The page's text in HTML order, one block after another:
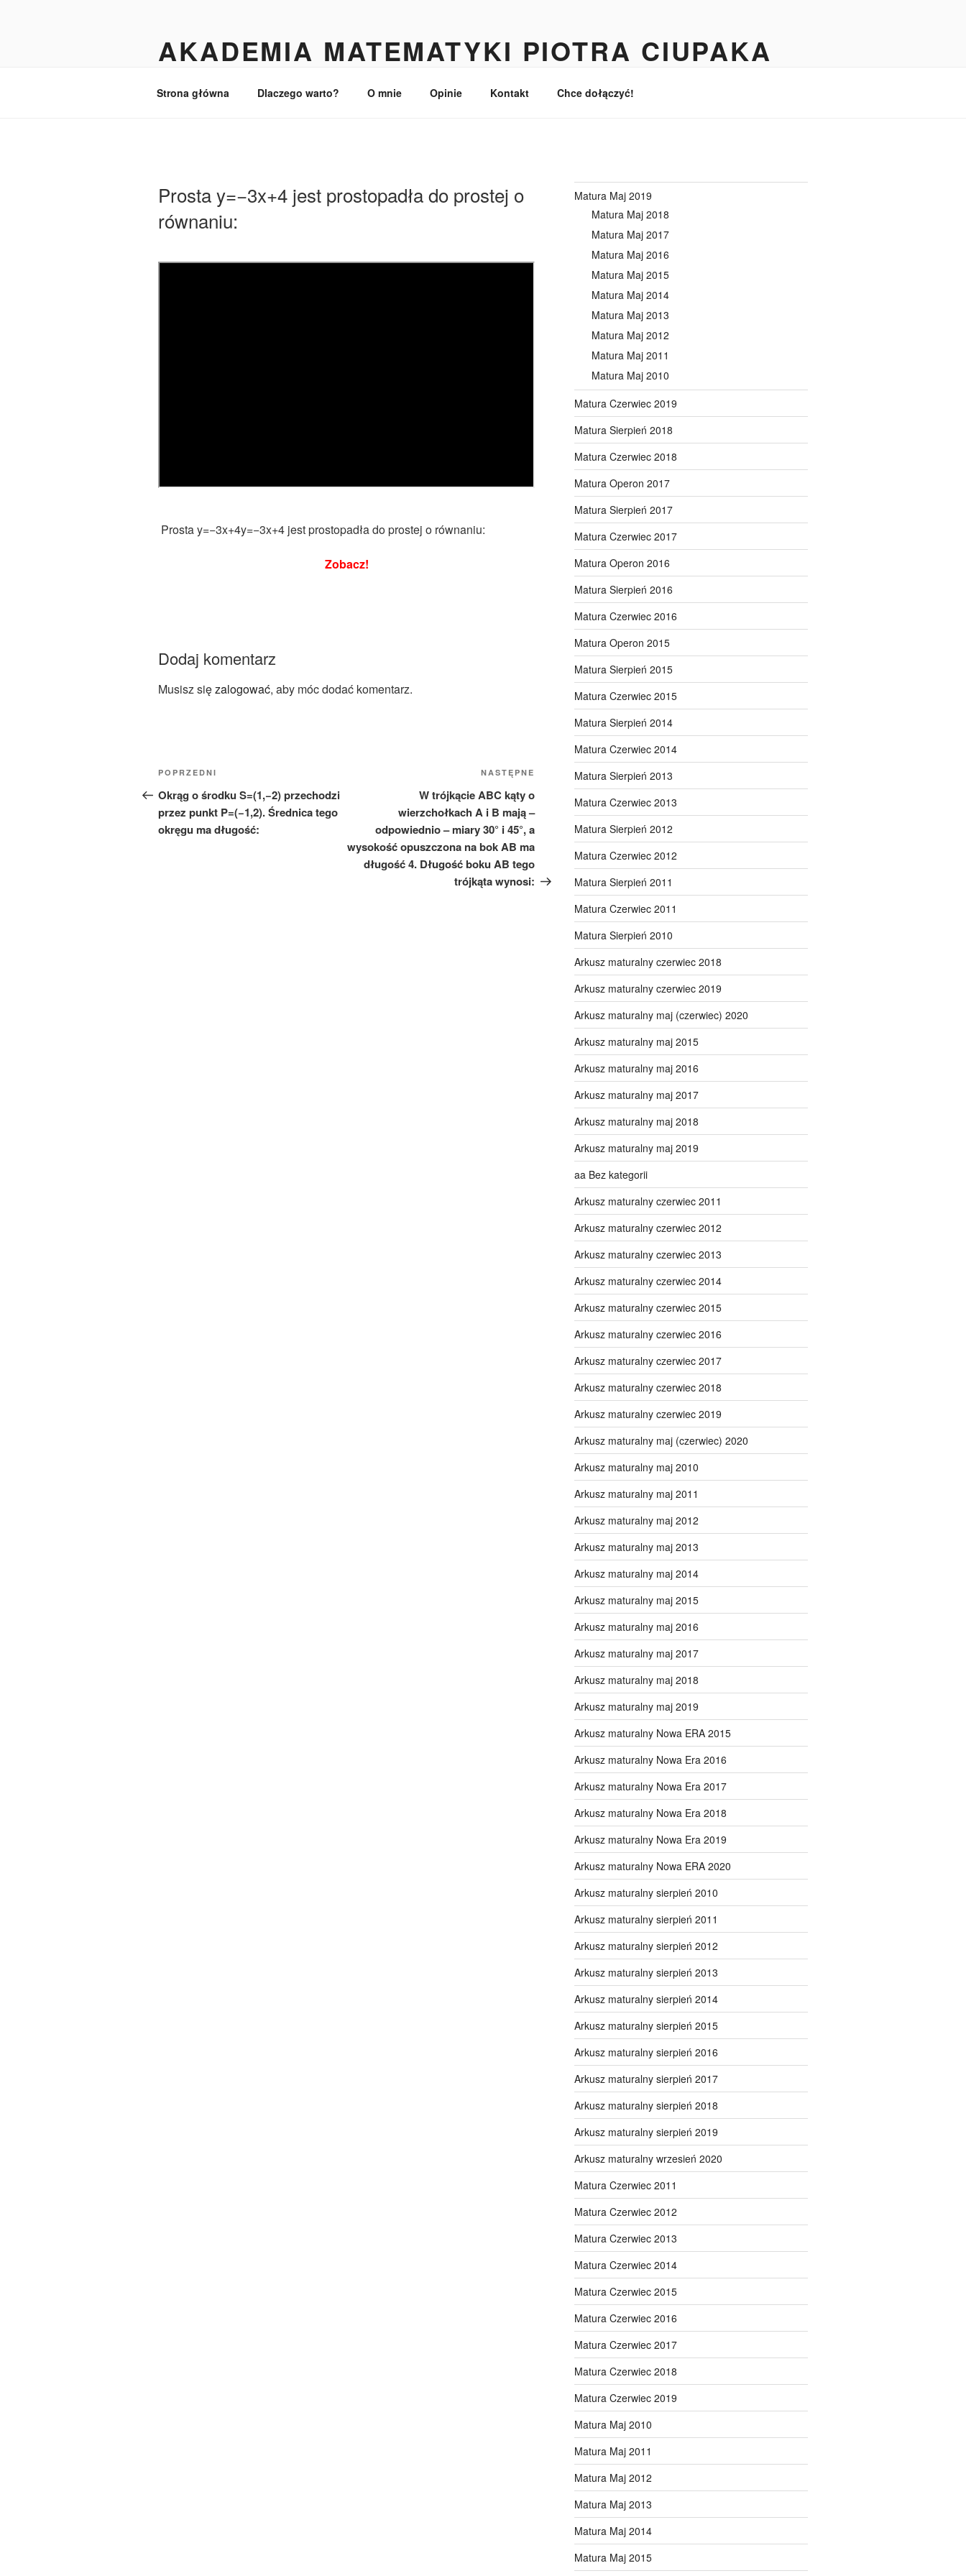
AKADEMIA MATEMATYKI PIOTRA CIUPAKA
Strona główna Dlaczego warto? O mnie Opinie Kontakt Chce dołączyć!
Prosta y=−3x+4 jest prostopadła do prostej o
równaniu:
Prosta y=−3x+4y=−3x+4 jest prostopadła do prostej o równaniu:
Zobacz!
Dodaj komentarz
Musisz sięzalogować, aby móc dodać komentarz.
Nawigacja
wpisu
Poprzedni
wpis
POPRZEDNI
Okrąg o środku S=(1,−2) przechodzi
przez punkt P=(−1,2). Średnica tego
okręgu ma długość:
Następny
wpis
NASTĘPNE
W trójkącie ABC kąty o
wierzchołkach A i B mają –
odpowiednio – miary 30° i 45°, a
wysokość opuszczona na bok AB ma
długość 4. Długość boku AB tego
trójkąta wynosi:
Matura Maj 2019
Matura Maj 2018
Matura Maj 2017
Matura Maj 2016
Matura Maj 2015
Matura Maj 2014
Matura Maj 2013
Matura Maj 2012
Matura Maj 2011
Matura Maj 2010
Matura Czerwiec 2019
Matura Sierpień 2018
Matura Czerwiec 2018
Matura Operon 2017
Matura Sierpień 2017
Matura Czerwiec 2017
Matura Operon 2016
Matura Sierpień 2016
Matura Czerwiec 2016
Matura Operon 2015
Matura Sierpień 2015
Matura Czerwiec 2015
Matura Sierpień 2014
Matura Czerwiec 2014
Matura Sierpień 2013
Matura Czerwiec 2013
Matura Sierpień 2012
Matura Czerwiec 2012
Matura Sierpień 2011
Matura Czerwiec 2011
Matura Sierpień 2010
Arkusz maturalny czerwiec 2018
Arkusz maturalny czerwiec 2019
Arkusz maturalny maj (czerwiec) 2020
Arkusz maturalny maj 2015
Arkusz maturalny maj 2016
Arkusz maturalny maj 2017
Arkusz maturalny maj 2018
Arkusz maturalny maj 2019
aa Bez kategorii
Arkusz maturalny czerwiec 2011
Arkusz maturalny czerwiec 2012
Arkusz maturalny czerwiec 2013
Arkusz maturalny czerwiec 2014
Arkusz maturalny czerwiec 2015
Arkusz maturalny czerwiec 2016
Arkusz maturalny czerwiec 2017
Arkusz maturalny czerwiec 2018
Arkusz maturalny czerwiec 2019
Arkusz maturalny maj (czerwiec) 2020
Arkusz maturalny maj 2010
Arkusz maturalny maj 2011
Arkusz maturalny maj 2012
Arkusz maturalny maj 2013
Arkusz maturalny maj 2014
Arkusz maturalny maj 2015
Arkusz maturalny maj 2016
Arkusz maturalny maj 2017
Arkusz maturalny maj 2018
Arkusz maturalny maj 2019
Arkusz maturalny Nowa ERA 2015
Arkusz maturalny Nowa Era 2016
Arkusz maturalny Nowa Era 2017
Arkusz maturalny Nowa Era 2018
Arkusz maturalny Nowa Era 2019
Arkusz maturalny Nowa ERA 2020
Arkusz maturalny sierpień 2010
Arkusz maturalny sierpień 2011
Arkusz maturalny sierpień 2012
Arkusz maturalny sierpień 2013
Arkusz maturalny sierpień 2014
Arkusz maturalny sierpień 2015
Arkusz maturalny sierpień 2016
Arkusz maturalny sierpień 2017
Arkusz maturalny sierpień 2018
Arkusz maturalny sierpień 2019
Arkusz maturalny wrzesień 2020
Matura Czerwiec 2011
Matura Czerwiec 2012
Matura Czerwiec 2013
Matura Czerwiec 2014
Matura Czerwiec 2015
Matura Czerwiec 2016
Matura Czerwiec 2017
Matura Czerwiec 2018
Matura Czerwiec 2019
Matura Maj 2010
Matura Maj 2011
Matura Maj 2012
Matura Maj 2013
Matura Maj 2014
Matura Maj 2015